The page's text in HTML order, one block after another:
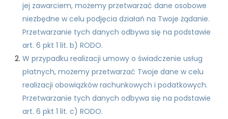
jej zawarciem, możemy przetwarzać dane osobowe
niezbędne w celu podjęcia działań na Twoje żądanie.
Przetwarzanie tych danych odbywa się na podstawie
art. 6 pkt 1 lit. b) RODO.
W przypadku realizacji umowy o świadczenie usług
płatnych, możemy przetwarzać Twoje dane w celu
realizacji obowiązków rachunkowych i podatkowych.
Przetwarzanie tych danych odbywa się na podstawie
art. 6 pkt 1 lit. c) RODO.